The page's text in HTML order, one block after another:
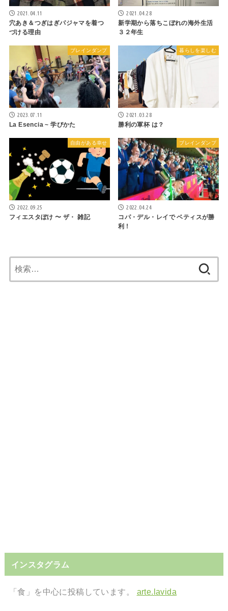
2021.04.11
穴あき＆つぎはぎパジャマを着つ
づける理由
2021.04.28
新学期から落ちこぼれの海外生活
３２年生
ブレインダンプ
2023.07.11
La Esencia ~ 学びかた
暮らしを楽しむ
2021.03.28
勝利の軍杯 は？
自由がある幸せ
2022.09.25
フィエスタぼけ 〜 ザ・ 雑記
ブレインダンプ
2022.04.24
コパ・デル・レイで ベティスが勝
利 !
索:
インスタグラム
「食」を中心に投稿しています。 arte.lavida